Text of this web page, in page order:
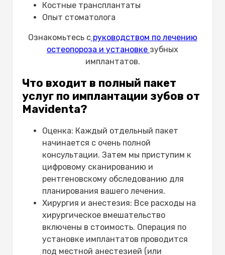
Костные трансплантаты
Опыт стоматолога
Ознакомьтесь сруководством по лечению
остеопороза и установке зубных
имплантатов.
Что входит в полный пакет
услуг по имплантации зубов от
Mavidenta?
Оценка: Каждый отдельный пакет
начинается с очень полной
консультации. Затем мы приступим к
цифровому сканированию и
рентгеновскому обследованию для
планирования вашего лечения.
Хирургия и анестезия: Все расходы на
хирургическое вмешательство
включены в стоимость. Операция по
установке имплантатов проводится
под местной анестезией (или